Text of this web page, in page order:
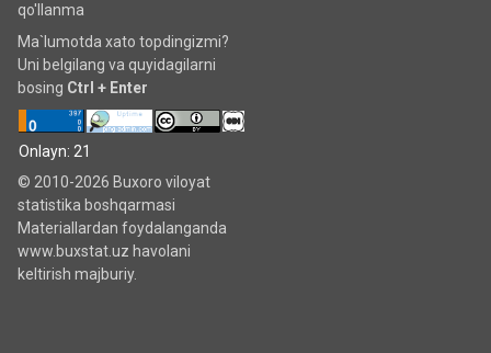
qo'llanma
Ma`lumotda xato topdingizmi?
Uni belgilang va quyidagilarni
bosing Ctrl + Enter
Onlayn: 21
© 2010-2026 Buxoro viloyat
statistika boshqarmasi
Materiallardan foydalanganda
www.buxstat.uz havolani
keltirish majburiy.